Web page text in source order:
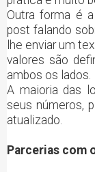
Outra forma é
post falando
lhe enviar um
valores são
ambos os lados.
A maioria das
seus números,
atualizado.
Parcerias com